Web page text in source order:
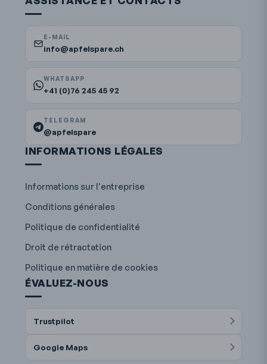
E-MAIL
info@apfelspare.ch
WHATSAPP
+41 (0)76 245 45 92
TELEGRAM
@apfelspare
INFORMATIONS LÉGALES
Informations sur l'entreprise
Conditions générales
Politique de confidentialité
Droit de rétractation
Politique en matière de cookies
ÉVALUEZ-NOUS
Trustpilot
Google Maps